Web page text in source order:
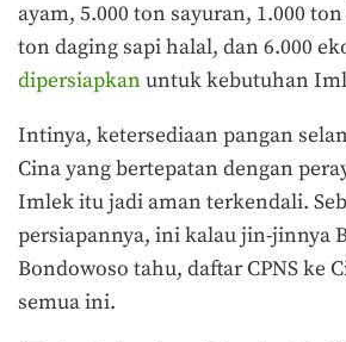
ayam, 5.000 ton sayuran, 1.000 ton
ton daging sapi halal, dan 6.000
dipersiapkan untuk kebutuhan
Intinya, ketersediaan pangan
Cina yang bertepatan dengan
Imlek itu jadi aman terkendali.
persiapannya, ini kalau jin-jinnya
Bondowoso tahu, daftar CPNS ke
semua ini.